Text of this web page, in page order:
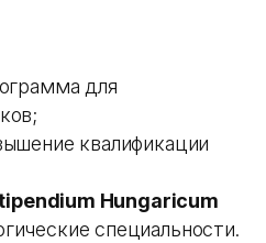
для
квалификации
Hungaricum
специальности.